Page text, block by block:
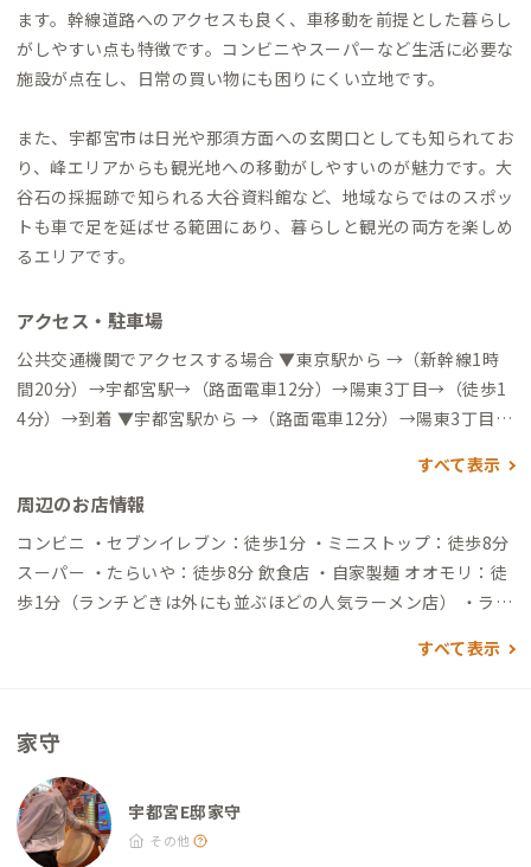
ます。幹線道路へのアクセスも良く、車移動を前提とした暮らし
がしやすい点も特徴です。コンビニやスーパーなど生活に必要な
施設が点在し、日常の買い物にも困りにくい立地です。
また、宇都宮市は日光や那須方面への玄関口としても知られてお
り、峰エリアからも観光地への移動がしやすいのが魅力です。大
谷石の採掘跡で知られる大谷資料館など、地域ならではのスポッ
トも車で足を延ばせる範囲にあり、暮らしと観光の両方を楽しめ
るエリアです。
アクセス・駐車場
公共交通機関でアクセスする場合 ▼東京駅から →（新幹線1時
間20分）→宇都宮駅→（路面電車12分）→陽東3丁目→（徒歩1
4分）→到着 ▼宇都宮駅から →（路面電車12分）→陽東3丁目→
すべて表示
周辺のお店情報
コンビニ ・セブンイレブン：徒歩1分 ・ミニストップ：徒歩8分
スーパー ・たらいや：徒歩8分 飲食店 ・自家製麺 オオモリ：徒
歩1分（ランチどきは外にも並ぶほどの人気ラーメン店） ・ラー
歩3分（コスパの良い、地元で人気な居酒屋） ・BOON アドベン
すべて表示
家守
宇都宮E邸家守
その他